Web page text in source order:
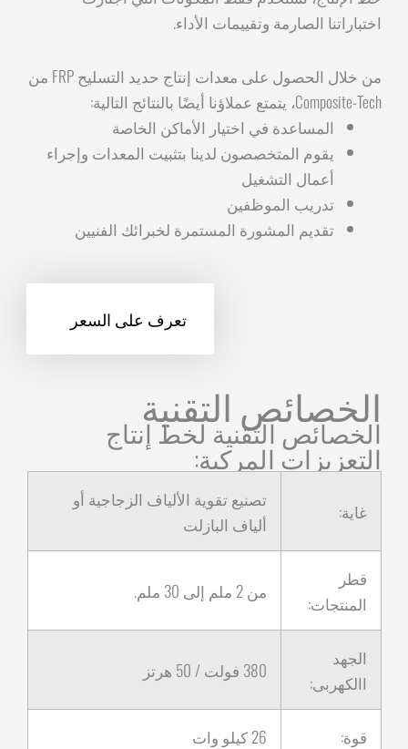
اختباراتنا الصارمة وتقييمات الأداء.
من خلال الحصول على معدات إنتاج حديد التسليح FRP من
Composite-Tech، يتمتع عملاؤنا أيضًا بالنتائج التالية:
المساعدة في اختيار الأماكن الخاصة
يقوم المتخصصون لدينا بتثبيت المعدات وإجراء
أعمال التشغيل
تدريب الموظفين
تقديم المشورة المستمرة لخبرائك الفنيين
تعرف على السعر
الخصائص التقنية
الخصائص التقنية لخط إنتاج
التعزيزات المركبة:
غاية:
تصنيع تقوية الألياف الزجاجية أو
ألياف البازلت
قطر
المنتجات:
من 2 ملم إلى 30 ملم.
الجهد
االكهربى:
380 فولت / 50 هرتز
قوة: 26 كيلو وات